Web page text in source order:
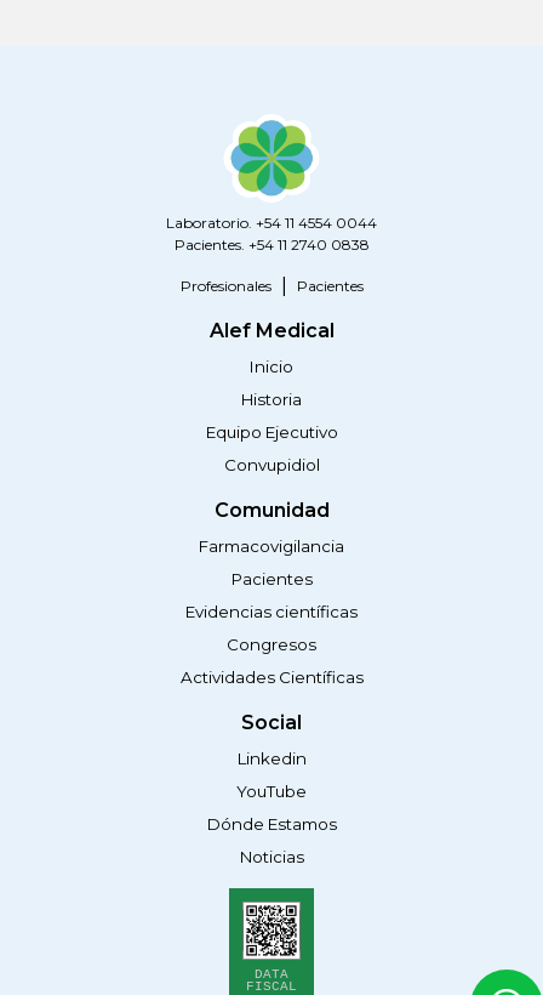
Laboratorio. +54 11 4554 0044
Pacientes. +54 11 2740 0838
Profesionales Pacientes
Alef Medical
Inicio
Historia
Equipo Ejecutivo
Convupidiol
Comunidad
Farmacovigilancia
Pacientes
Evidencias científicas
Congresos
Actividades Científicas
Social
Linkedin
YouTube
Dónde Estamos
Noticias
DATA
FISCAL